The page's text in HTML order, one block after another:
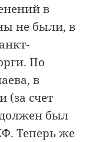
в
не были, в
По
в
(за счет
был
Теперь же